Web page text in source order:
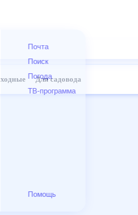
Почта
Поиск
Погода
ТВ-программа
Помощь
Выходные Для садовода